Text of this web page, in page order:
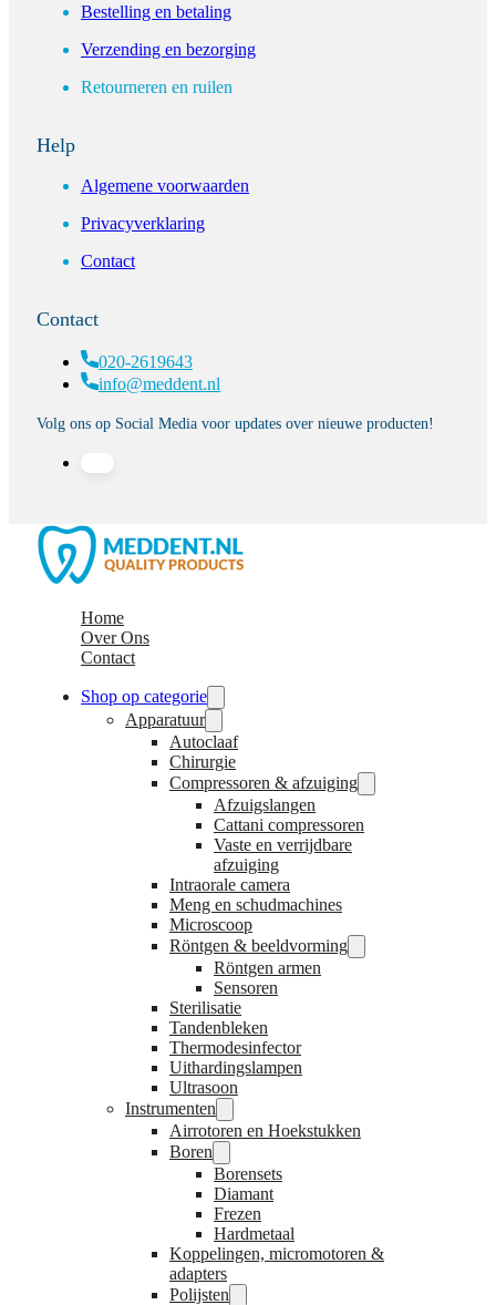
Bestelling en betaling
Verzending en bezorging
Retourneren en ruilen
Help
Algemene voorwaarden
Privacyverklaring
Contact
Contact
020-2619643
info@meddent.nl
Volg ons op Social Media voor updates over nieuwe producten!
Home
Over Ons
Contact
Shop op categorie
Apparatuur
Autoclaaf
Chirurgie
Compressoren & afzuiging
Afzuigslangen
Cattani compressoren
Vaste en verrijdbare
afzuiging
Intraorale camera
Meng en schudmachines
Microscoop
Röntgen & beeldvorming
Röntgen armen
Sensoren
Sterilisatie
Tandenbleken
Thermodesinfector
Uithardingslampen
Ultrasoon
Instrumenten
Airrotoren en Hoekstukken
Boren
Borensets
Diamant
Frezen
Hardmetaal
Koppelingen, micromotoren &
adapters
Polijsten